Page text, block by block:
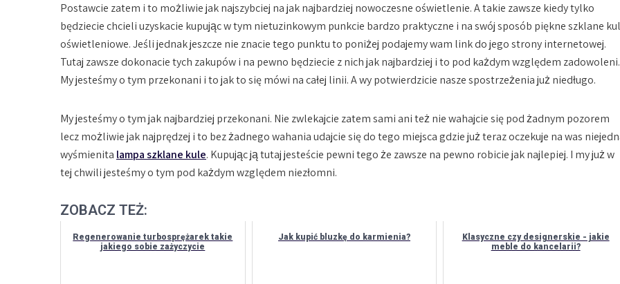
Postawcie zatem i to możliwie jak najszybciej na jak najbardziej nowoczesne oświetlenie. A takie zawsze kiedy tylko
będziecie chcieli uzyskacie kupując w tym nietuzinkowym punkcie bardzo praktyczne i na swój sposób piękne szklane
oświetleniowe. Jeśli jednak jeszcze nie znacie tego punktu to poniżej podajemy wam link do jego strony internetowej.
Tutaj zawsze dokonacie tych zakupów i na pewno będziecie z nich jak najbardziej i to pod każdym względem zadowoleni.
My jesteśmy o tym przekonani i to jak to się mówi na całej linii. A wy potwierdzicie nasze spostrzeżenia już niedługo.
My jesteśmy o tym jak najbardziej przekonani. Nie zwlekajcie zatem sami ani też nie wahajcie się pod żadnym pozorem
lecz możliwie jak najprędzej i to bez żadnego wahania udajcie się do tego miejsca gdzie już teraz oczekuje na was
wyśmienita lampa szklane kule. Kupując ją tutaj jesteście pewni tego że zawsze na pewno robicie jak najlepiej. I my już w
tej chwili jesteśmy o tym pod każdym względem niezłomni.
ZOBACZ TEŻ:
Regenerowanie turbosprężarek takie
jakiego sobie zażyczycie
Jak kupić bluzkę do karmienia?
Klasyczne czy designerskie - jakie
meble do kancelarii?